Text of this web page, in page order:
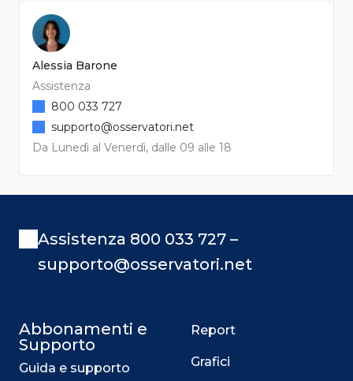
Alessia Barone
Assistenza
Da Lunedì al Venerdì, dalle 09 alle 18
800 033 727
supporto@osservatori.net
Assistenza 800 033 727 –
supporto@osservatori.net
Abbonamenti e
Supporto
Guida e supporto
Report
Grafici